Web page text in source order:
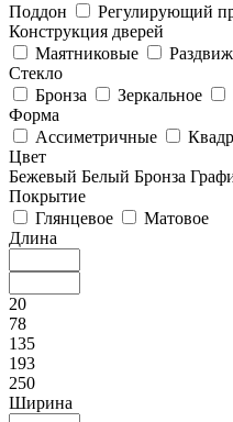
Поддон
Регулирующий
Конструкция дверей
Маятниковые
Стекло
Бронза
Зеркальное
Форма
Ассиметричные
Цвет
Бежевый Белый Бронза
Покрытие
Глянцевое
Матовое
Длина
20
78
135
193
250
Ширина